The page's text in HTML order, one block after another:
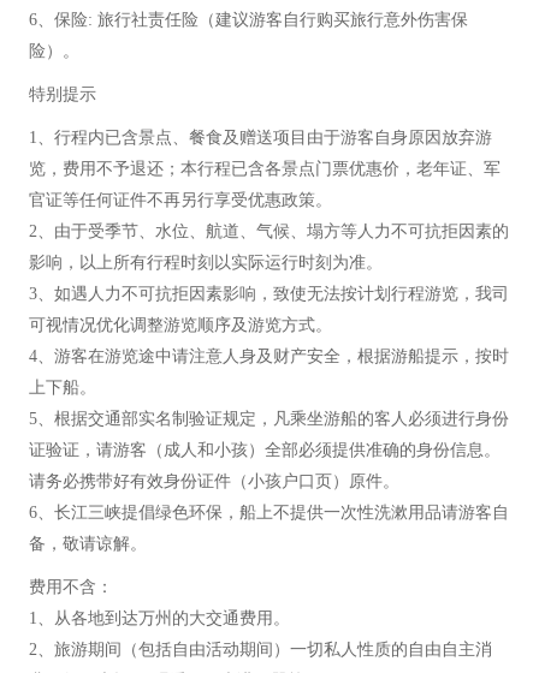
6、保险: 旅行社责任险（建议游客自行购买旅行意外伤害保
险）。
特别提示
1、行程内已含景点、餐食及赠送项目由于游客自身原因放弃游
览，费用不予退还；本行程已含各景点门票优惠价，老年证、军
官证等任何证件不再另行享受优惠政策。
2、由于受季节、水位、航道、气候、塌方等人力不可抗拒因素的
影响，以上所有行程时刻以实际运行时刻为准。
3、如遇人力不可抗拒因素影响，致使无法按计划行程游览，我司
可视情况优化调整游览顺序及游览方式。
4、游客在游览途中请注意人身及财产安全，根据游船提示，按时
上下船。
5、根据交通部实名制验证规定，凡乘坐游船的客人必须进行身份
证验证，请游客（成人和小孩）全部必须提供准确的身份信息。
请务必携带好有效身份证件（小孩户口页）原件。
6、长江三峡提倡绿色环保，船上不提供一次性洗漱用品请游客自
备，敬请谅解。
费用不含：
1、从各地到达万州的大交通费用。
2、旅游期间（包括自由活动期间）一切私人性质的自由自主消